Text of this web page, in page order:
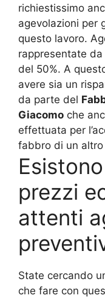
richiestissimo
agevolazioni per
questo lavoro.
rappresentate
del 50%. A
avere sia un
da parte del
Giacomo che
effettuata per
fabbro di un altro
prezzi
attenti
State cercando
che fare con